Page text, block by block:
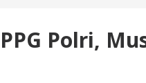
Polri,